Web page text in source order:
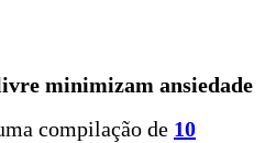
minimizam ansiedade
compilação de 10